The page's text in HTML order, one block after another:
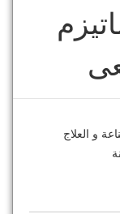
و العلاج